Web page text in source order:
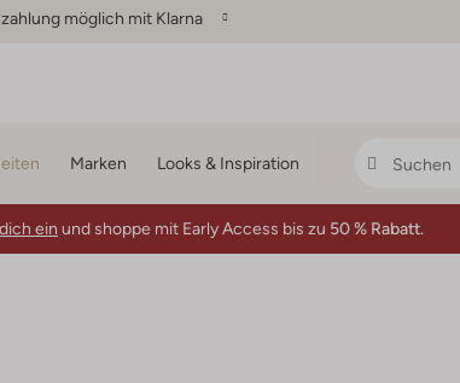
möglich mit Klarna
Marken Looks & Inspiration
ein und shoppe mit Early Access bis zu 50 % Rabatt.